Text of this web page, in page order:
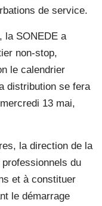
de service.
la SONEDE a
non-stop,
le calendrier
distribution se fera
13 mai,
la direction de la
du
et à constituer
le démarrage